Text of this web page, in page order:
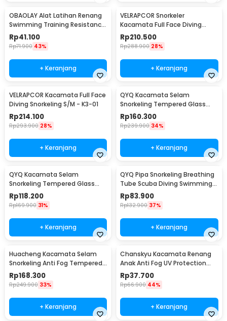
OBAOLAY Alat Latihan Renang
Swimming Training Resistance
Band 4M - OB100
Rp41.100
Rp71.900 43%
+ Keranjang
VELRAPCOR Snorkeler
Kacamata Full Face Diving
Snorkeling L/XL - K3
Rp210.500
Rp288.900 28%
+ Keranjang
VELRAPCOR Kacamata Full Face
Diving Snorkeling S/M - K3-01
Rp214.100
Rp293.900 28%
+ Keranjang
QYQ Kacamata Selam
Snorkeling Tempered Glass
Anti Fog Diving Mask - 308
Rp160.300
Rp239.900 34%
+ Keranjang
QYQ Kacamata Selam
Snorkeling Tempered Glass
Anti Fog Diving Mask - 180
Rp118.200
Rp169.900 31%
+ Keranjang
QYQ Pipa Snorkeling Breathing
Tube Scuba Diving Swimming
Leakproof - Q398
Rp83.900
Rp132.900 37%
+ Keranjang
Huacheng Kacamata Selam
Snorkeling Anti Fog Tempered
Glass Diving Mask - QW-01
Rp168.300
Rp249.900 33%
+ Keranjang
Chanskyu Kacamata Renang
Anak Anti Fog UV Protection
Panoramic Earplug - CK185
Rp37.700
Rp66.900 44%
+ Keranjang